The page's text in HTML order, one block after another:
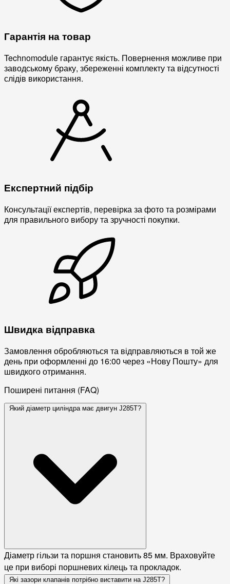
Гарантія на товар
Technomodule гарантує якість. Повернення можливе при
заводському браку, збереженні комплекту та відсутності
слідів використання.
Експертний підбір
Консультації експертів, перевірка за фото та розмірами
для правильного вибору та зручності покупки.
Швидка відправка
Замовлення обробляються та відправляються в той же
день при оформленні до 16:00 через «Нову Пошту» для
швидкого отримання.
Поширені питання (FAQ)
Який діаметр циліндра має двигун J285T?
Діаметр гільзи та поршня становить 85 мм. Враховуйте
це при виборі поршневих кілець та прокладок.
Які зазори клапанів потрібно виставити на J285T?